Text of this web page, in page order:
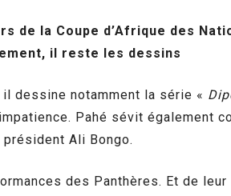
de la Coupe d’Afrique des
il reste les dessins
dessine notamment la série «
Pahé sévit également
Ali Bongo.
des Panthères. Et de